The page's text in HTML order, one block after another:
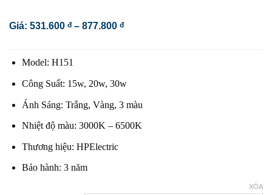
Giá: 531.600 đ – 877.800 đKhoảng
Model: H151
Công Suất: 15w, 20w, 30w
Ánh Sáng: Trắng, Vàng, 3 màu
Nhiệt độ màu: 3000K – 6500K
Thương hiệu: HPElectric
Bảo hành: 3 năm
XÓA